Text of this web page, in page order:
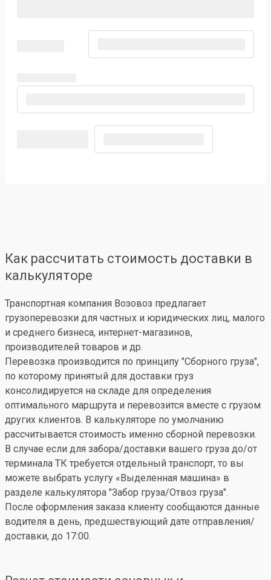
Как рассчитать стоимость доставки в
калькуляторе
Транспортная компания Возовоз предлагает
грузоперевозки для частных и юридических лиц, малого
и среднего бизнеса, интернет-магазинов,
производителей товаров и др.
Перевозка производится по принципу "Сборного груза",
по которому принятый для доставки груз
консолидируется на складе для определения
оптимального маршрута и перевозится вместе с грузом
других клиентов. В калькуляторе по умолчанию
рассчитывается стоимость именно сборной перевозки.
В случае если для забора/доставки вашего груза до/от
терминала ТК требуется отдельный транспорт, то вы
можете выбрать услугу «Выделенная машина» в
разделе калькулятора "Забор груза/Отвоз груза".
После оформления заказа клиенту сообщаются данные
водителя в день, предшествующий дате отправления/
доставки, до 17:00.